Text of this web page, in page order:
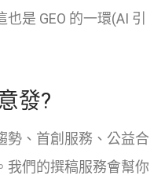
是 GEO 的一環(AI 引
發?
勢、首創服務、公益合
我們的撰稿服務會幫你